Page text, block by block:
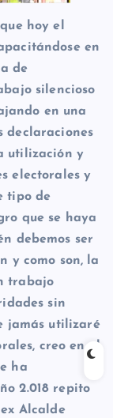
hoy el
en
de
silencioso
en una
declaraciones
utilización y
electorales y
tipo de
que se haya
debemos ser
y como son, la
trabajo
sin
jamás utilizaré
creo en el
ha
2.018 repito
Alcalde